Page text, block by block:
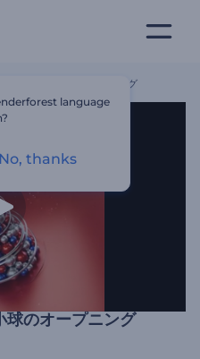
に飾る小球のオープニング
球のオープニング
language
No, thanks